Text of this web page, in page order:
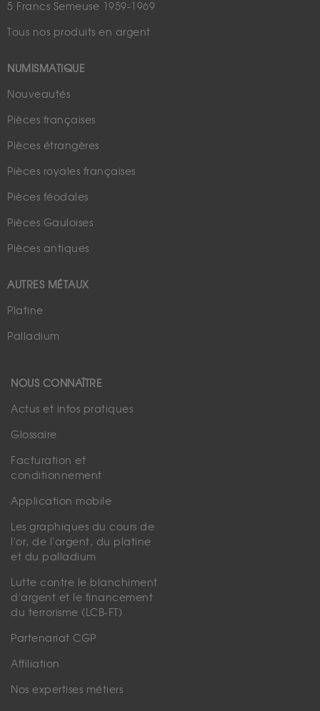
5 Francs Semeuse 1959-1969
Tous nos produits en argent
NUMISMATIQUE
Nouveautés
Pièces françaises
Pièces étrangères
Pièces royales françaises
Pièces féodales
Pièces Gauloises
Pièces antiques
AUTRES MÉTAUX
Platine
Palladium
NOUS CONNAÎTRE
Actus et infos pratiques
Glossaire
Facturation et
conditionnement
Application mobile
Les graphiques du cours de
l'or, de l'argent, du platine
et du palladium
Lutte contre le blanchiment
d'argent et le financement
du terrorisme (LCB-FT)
Partenariat CGP
Affiliation
Nos expertises métiers